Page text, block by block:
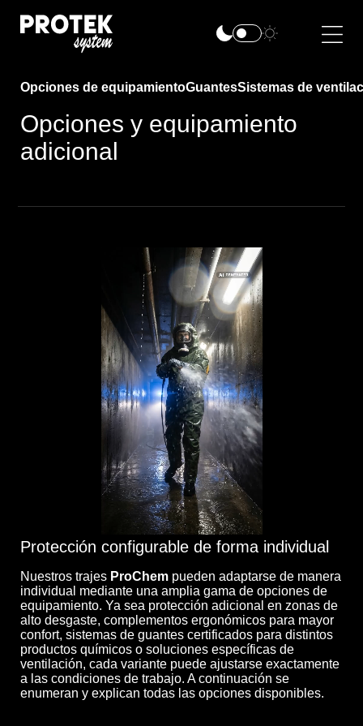
Opciones de equipamientoGuantesSistemas de
Opciones y equipamiento
adicional
Protección configurable de forma individual
Nuestros trajes ProChem pueden adaptarse de manera
individual mediante una amplia gama de opciones de
equipamiento. Ya sea protección adicional en zonas de
alto desgaste, complementos ergonómicos para mayor
confort, sistemas de guantes certificados para distintos
productos químicos o soluciones específicas de
ventilación, cada variante puede ajustarse exactamente
a las condiciones de trabajo. A continuación se
enumeran y explican todas las opciones disponibles.